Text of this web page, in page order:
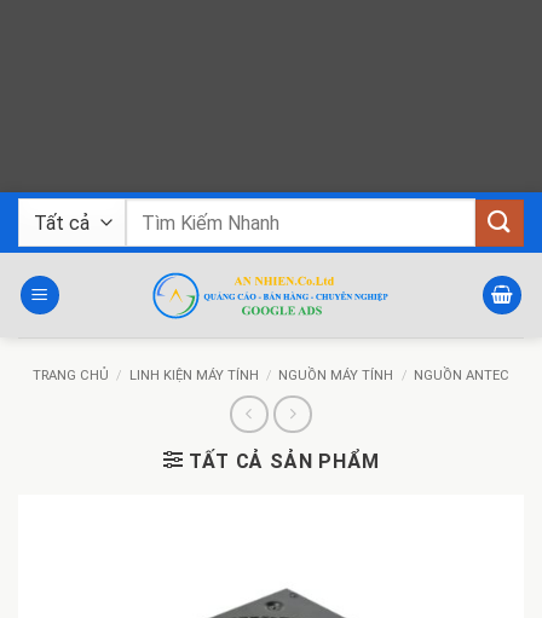
Bỏ
dung
Tìm
TRANG CHỦ / LINH KIỆN MÁY TÍNH / NGUỒN MÁY TÍNH / NGUỒN ANTEC
TẤT CẢ SẢN PHẨM